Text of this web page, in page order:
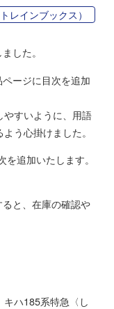
レインブックス）
した。
ージに目次を追加
すいように、用語
う心掛けました。
追加いたします。
と、在庫の確認や
ハ185系特急〈し